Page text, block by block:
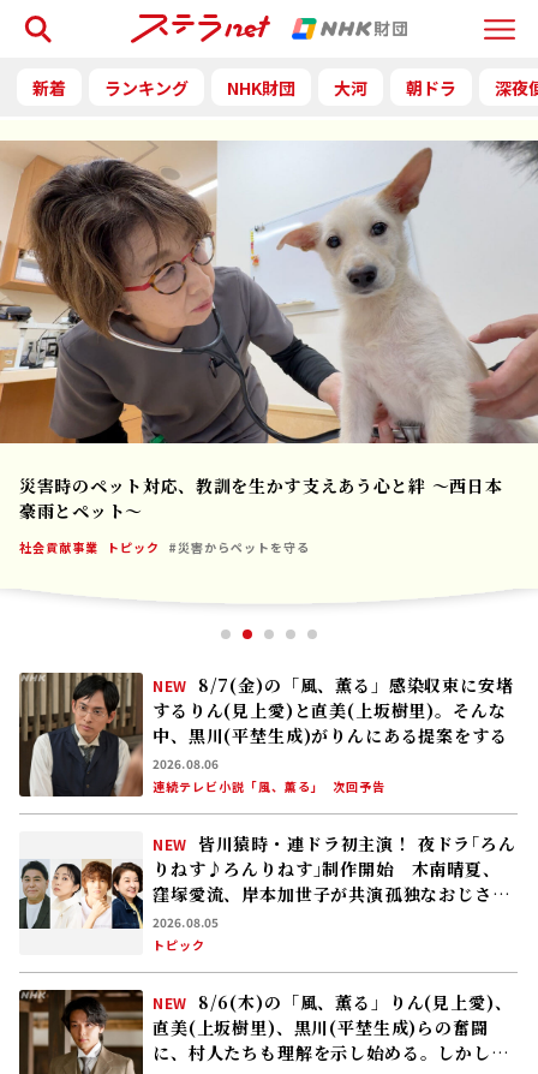
Menu
検索
新着 ランキング NHK財団 大河 朝ドラ 深夜
災害時のペット対応、教訓を生かす――支えあう心と絆 〜西日本
豪雨とペット〜
社会貢献事業 トピック #災害からペットを守る
NEW
8/7(金)の「風、薫る」感染収束に安堵
するりん(見上愛)と直美(上坂樹里)。そんな
中、黒川(平埜生成)がりんにある提案をする
2026.08.06
連続テレビ小説「風、薫る」
次回予告
NEW 皆川猿時・連ドラ初主演！ 夜ドラ｢ろん
りねす♪ろんりねす｣制作開始 木南晴夏、
窪塚愛流、岸本加世子が共演――孤独なおじさん
が､人生でやり残したことに向き合う
2026.08.05
トピック
NEW
8/6(木)の「風、薫る」りん(見上愛)、
直美(上坂樹里)、黒川(平埜生成)らの奮闘
に、村人たちも理解を示し始める。しかし、